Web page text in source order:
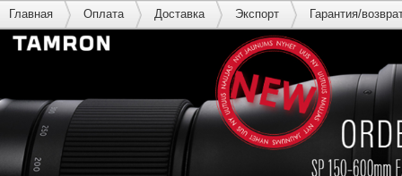
Главная Оплата Доставка Экспорт Гарантия/